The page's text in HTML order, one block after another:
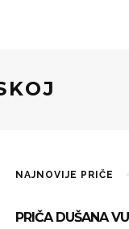
NAJNOVIJE PRIČE
PRIČA DUŠANA